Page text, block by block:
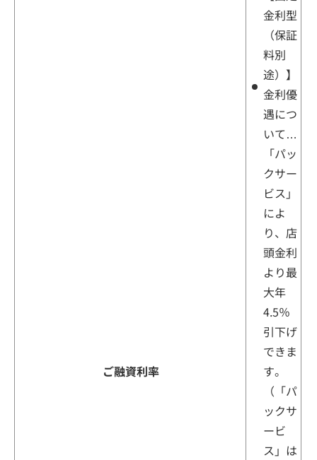
ご融資利率
金利型
（保証
料別
途）】
金利優
遇につ
いて…
「パッ
クサー
ビス」
によ
り、店
頭金利
より最
大年
4.5％
引下げ
できま
す。
（「パ
ックサ
ービ
ス」は